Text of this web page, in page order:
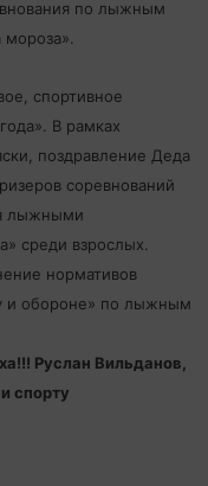
по лыжным
спортивное
В рамках
поздравление Деда
соревнований
лыжными
среди взрослых.
нормативов
и обороне» по лыжным
Руслан Вильданов,
спорту